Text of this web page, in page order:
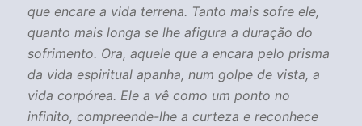
que encare a vida terrena. Tanto mais sofre ele,
quanto mais longa se lhe afigura a duração do
sofrimento. Ora, aquele que a encara pelo prisma
da vida espiritual apanha, num golpe de vista, a
vida corpórea. Ele a vê como um ponto no
infinito, compreende-lhe a curteza e reconhece